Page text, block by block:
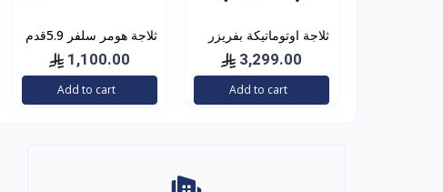
ثلاجة اوتوماتيكة بفريزر
علوي وباب مزدوج من
هاير، 504 لتر، رقم
الموديل HRF-650SS
3,299.00
Add to cart
ثلاجة هومر سلفر 5.9قدم
HSA402-06
1,100.00
Add to cart